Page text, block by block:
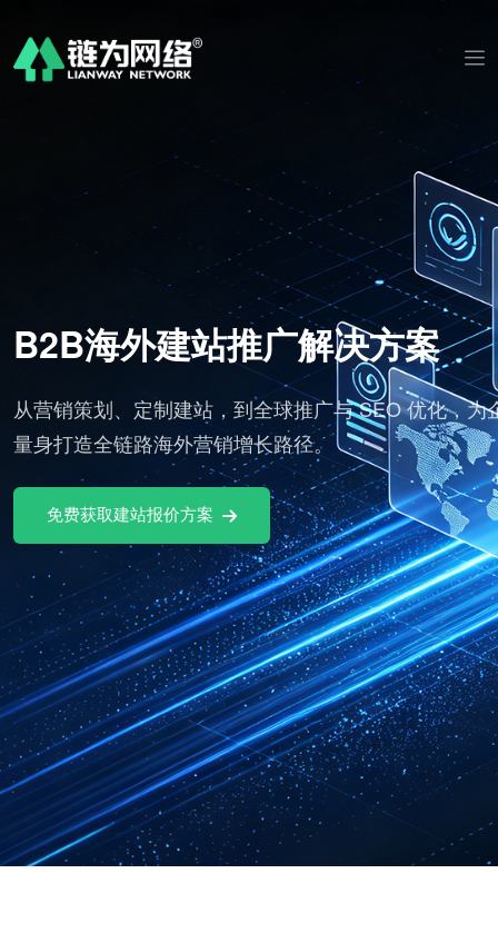
平
B2B海外建站推广解决方案
从营销策划、定制建站，到全球推广与 SEO 优化，为
量身打造全链路海外营销增长路径。
免费获取建站报价方案